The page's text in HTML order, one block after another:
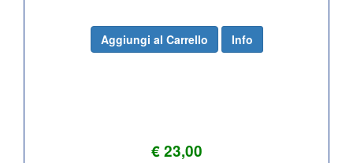
€ 23,00
Aggiungi al Carrello Info